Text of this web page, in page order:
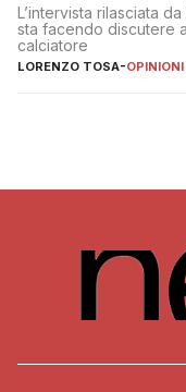
L’intervista rilasciata
sta facendo discutere
calciatore
LORENZO TOSA-OPINIONI